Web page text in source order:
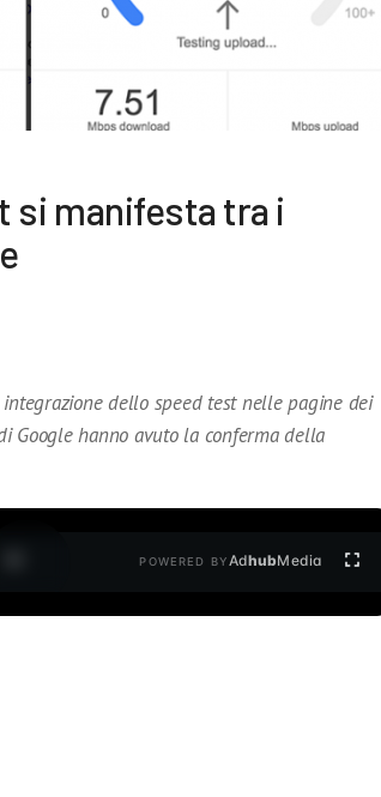
si manifesta tra i
dello speed test nelle pagine dei
Google hanno avuto la conferma della
POWERED BYAdhubMedia